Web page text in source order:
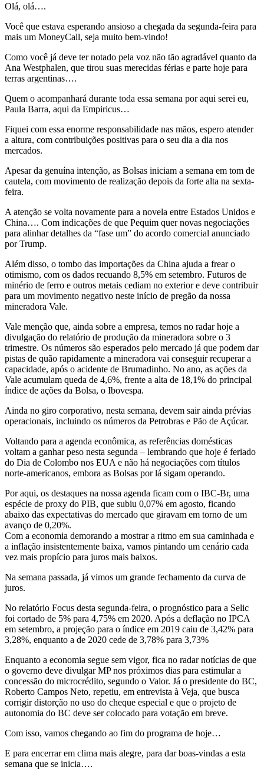
Olá, olá….
Você que estava esperando ansioso a chegada da segunda-feira para
mais um MoneyCall, seja muito bem-vindo!
Como você já deve ter notado pela voz não tão agradável quanto da
Ana Westphalen, que tirou suas merecidas férias e parte hoje para
terras argentinas….
Quem o acompanhará durante toda essa semana por aqui serei eu,
Paula Barra, aqui da Empiricus…
Fiquei com essa enorme responsabilidade nas mãos, espero atender
a altura, com contribuições positivas para o seu dia a dia nos
mercados.
Apesar da genuína intenção, as Bolsas iniciam a semana em tom de
cautela, com movimento de realização depois da forte alta na sexta-
feira.
A atenção se volta novamente para a novela entre Estados Unidos e
China…. Com indicações de que Pequim quer novas negociações
para alinhar detalhes da “fase um” do acordo comercial anunciado
por Trump.
Além disso, o tombo das importações da China ajuda a frear o
otimismo, com os dados recuando 8,5% em setembro. Futuros de
minério de ferro e outros metais cediam no exterior e deve contribuir
para um movimento negativo neste início de pregão da nossa
mineradora Vale.
Vale menção que, ainda sobre a empresa, temos no radar hoje a
divulgação do relatório de produção da mineradora sobre o 3
trimestre. Os números são esperados pelo mercado já que podem dar
pistas de quão rapidamente a mineradora vai conseguir recuperar a
capacidade, após o acidente de Brumadinho. No ano, as ações da
Vale acumulam queda de 4,6%, frente a alta de 18,1% do principal
índice de ações da Bolsa, o Ibovespa.
Ainda no giro corporativo, nesta semana, devem sair ainda prévias
operacionais, incluindo os números da Petrobras e Pão de Açúcar.
Voltando para a agenda econômica, as referências domésticas
voltam a ganhar peso nesta segunda – lembrando que hoje é feriado
do Dia de Colombo nos EUA e não há negociações com títulos
norte-americanos, embora as Bolsas por lá sigam operando.
Por aqui, os destaques na nossa agenda ficam com o IBC-Br, uma
espécie de proxy do PIB, que subiu 0,07% em agosto, ficando
abaixo das expectativas do mercado que giravam em torno de um
avanço de 0,20%.
Com a economia demorando a mostrar a ritmo em sua caminhada e
a inflação insistentemente baixa, vamos pintando um cenário cada
vez mais propício para juros mais baixos.
Na semana passada, já vimos um grande fechamento da curva de
juros.
No relatório Focus desta segunda-feira, o prognóstico para a Selic
foi cortado de 5% para 4,75% em 2020. Após a deflação no IPCA
em setembro, a projeção para o índice em 2019 caiu de 3,42% para
3,28%, enquanto a de 2020 cede de 3,78% para 3,73%
Enquanto a economia segue sem vigor, fica no radar notícias de que
o governo deve divulgar MP nos próximos dias para estimular a
concessão do microcrédito, segundo o Valor. Já o presidente do BC,
Roberto Campos Neto, repetiu, em entrevista à Veja, que busca
corrigir distorção no uso do cheque especial e que o projeto de
autonomia do BC deve ser colocado para votação em breve.
Com isso, vamos chegando ao fim do programa de hoje…
E para encerrar em clima mais alegre, para dar boas-vindas a esta
semana que se inicia….